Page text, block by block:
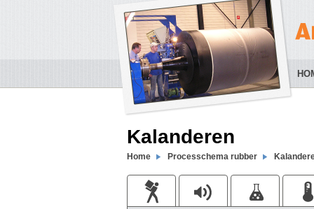
Kalanderen
Home Processchema rubber